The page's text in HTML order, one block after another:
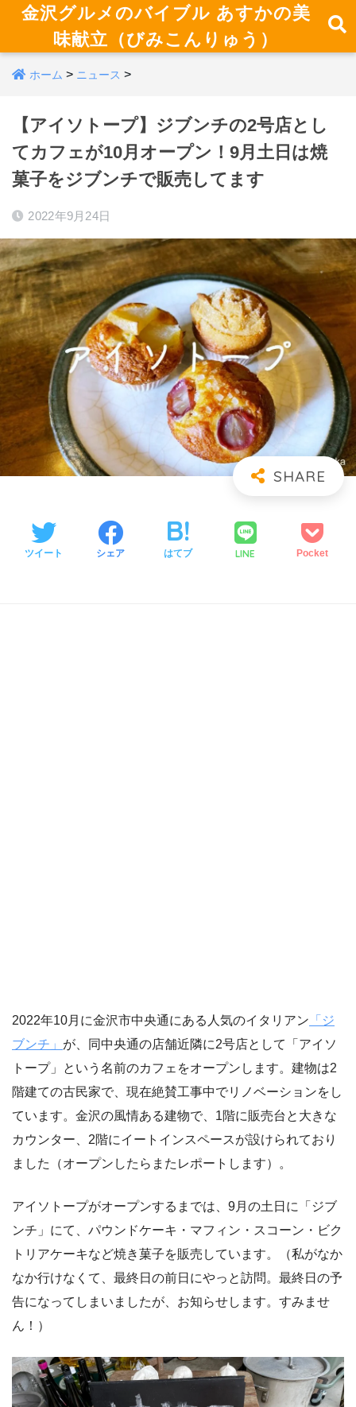
金沢グルメのバイブル あすかの美
味献立（びみこんりゅう）
ホーム > ニュース >
【アイソトープ】ジブンチの2号店とし
てカフェが10月オープン！9月土日は焼
菓子をジブンチで販売してます
2022年9月24日
ツイート シェア はてブ LINE Pocket
2022年10月に金沢市中央通にある人気のイタリアン 「ジ
ブンチ」 が、同中央通の店舗近隣に2号店として「アイソ
トープ」という名前のカフェをオープンします。建物は2
階建ての古民家で、現在絶賛工事中でリノベーションをし
ています。金沢の風情ある建物で、1階に販売台と大きな
カウンター、2階にイートインスペースが設けられており
ました（オープンしたらまたレポートします）。
アイソトープがオープンするまでは、9月の土日に「ジブ
ンチ」にて、パウンドケーキ・マフィン・スコーン・ビク
トリアケーキなど焼き菓子を販売しています。（私がなか
なか行けなくて、最終日の前日にやっと訪問。最終日の予
告になってしまいましたが、お知らせします。すみませ
ん！）